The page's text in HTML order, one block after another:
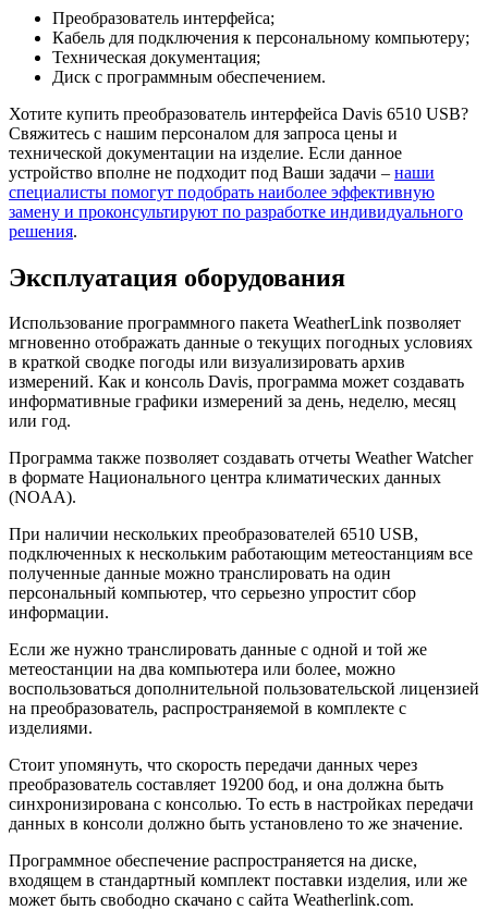
Преобразователь интерфейса;
Кабель для подключения к персональному компьютеру;
Техническая документация;
Диск с программным обеспечением.
Хотите купить преобразователь интерфейса Davis 6510 USB?
Свяжитесь с нашим персоналом для запроса цены и
технической документации на изделие. Если данное
устройство вполне не подходит под Ваши задачи – наши
специалисты помогут подобрать наиболее эффективную
замену и проконсультируют по разработке индивидуального
решения.
Эксплуатация оборудования
Использование программного пакета WeatherLink позволяет
мгновенно отображать данные о текущих погодных условиях
в краткой сводке погоды или визуализировать архив
измерений. Как и консоль Davis, программа может создавать
информативные графики измерений за день, неделю, месяц
или год.
Программа также позволяет создавать отчеты Weather Watcher
в формате Национального центра климатических данных
(NOAA).
При наличии нескольких преобразователей 6510 USB,
подключенных к нескольким работающим метеостанциям все
полученные данные можно транслировать на один
персональный компьютер, что серьезно упростит сбор
информации.
Если же нужно транслировать данные с одной и той же
метеостанции на два компьютера или более, можно
воспользоваться дополнительной пользовательской лицензией
на преобразователь, распространяемой в комплекте с
изделиями.
Стоит упомянуть, что скорость передачи данных через
преобразователь составляет 19200 бод, и она должна быть
синхронизирована с консолью. То есть в настройках передачи
данных в консоли должно быть установлено то же значение.
Программное обеспечение распространяется на диске,
входящем в стандартный комплект поставки изделия, или же
может быть свободно скачано с сайта Weatherlink.com.